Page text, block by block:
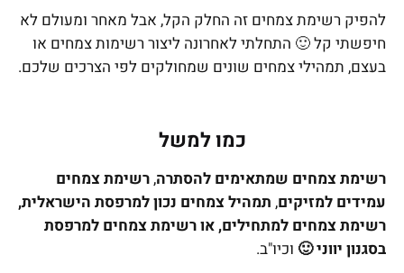
להפיק רשימת צמחים זה החלק הקל, אבל מאחר ומעולם לא
חיפשתי קל 🙂 התחלתי לאחרונה ליצור רשימות צמחים או
בעצם, תמהילי צמחים שונים שמחולקים לפי הצרכים שלכם.
כמו למשל
רשימת צמחים שמתאימים להסתרה,רשימת צמחים
עמידים למזיקים, תמהיל צמחים נכון למרפסת הישראלית,
רשימת צמחים למתחילים, או רשימת צמחים למרפסת
בסגנון יווני 🙂 וכיו"ב.